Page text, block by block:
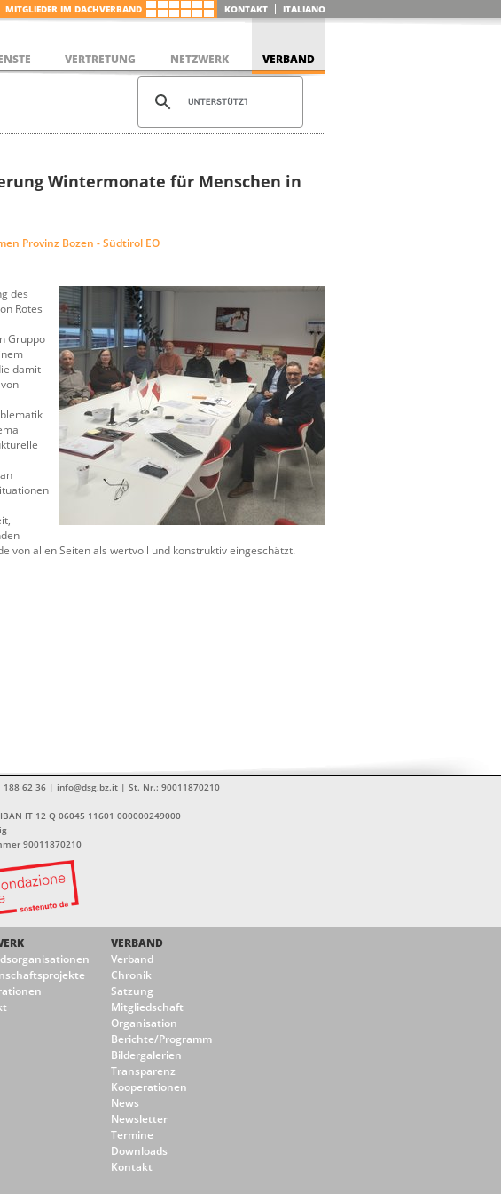
MITGLIEDER IM DACHVERBAND KONTAKT ITALIANO
VERTRETUNG NETZWERK VERBAND
Wintermonate für Menschen in
Provinz Bozen - Südtirol EO
des
Rotes
Gruppo
damit
von allen Seiten als wertvoll und konstruktiv eingeschätzt.
62 36 | info@dsg.bz.it | St. Nr.: 90011870210
IT 12 Q 06045 11601 000000249000
90011870210
VERBAND
Verband
Chronik
Satzung
Mitgliedschaft
Organisation
Berichte/Programm
Bildergalerien
Transparenz
Kooperationen
News
Newsletter
Termine
Downloads
Kontakt